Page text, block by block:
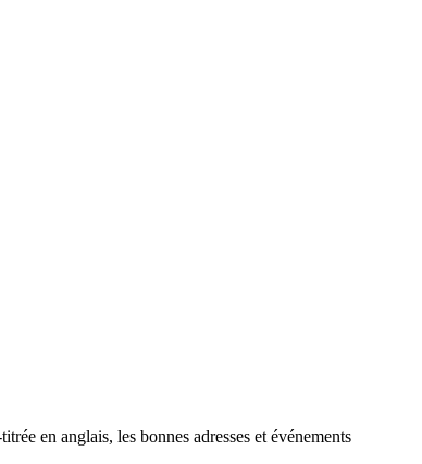
en anglais, les bonnes adresses et événements